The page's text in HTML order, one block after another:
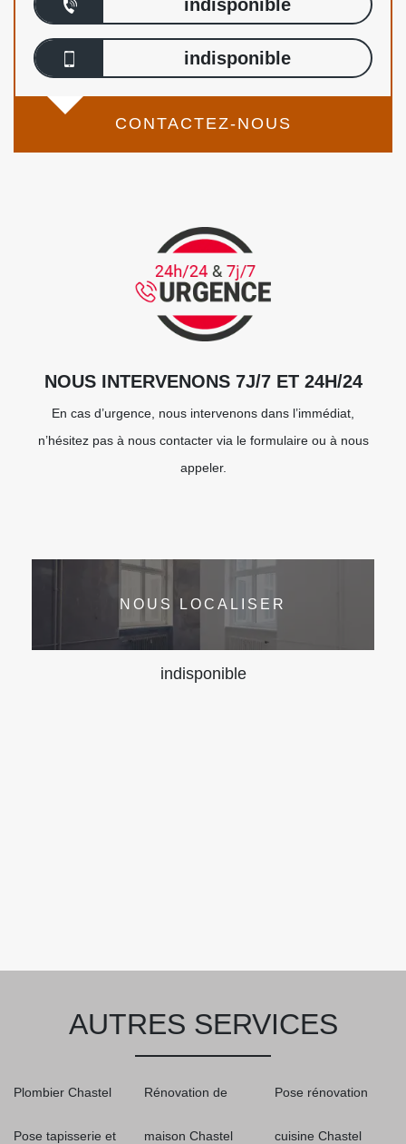
indisponible
indisponible
CONTACTEZ-NOUS
NOUS INTERVENONS 7J/7 ET 24H/24
En cas d’urgence, nous intervenons dans l’immédiat,
n’hésitez pas à nous contacter via le formulaire ou à nous
appeler.
NOUS LOCALISER
indisponible
AUTRES SERVICES
Plombier Chastel
Pose tapisserie et
Rénovation de
maison Chastel
Pose rénovation
cuisine Chastel